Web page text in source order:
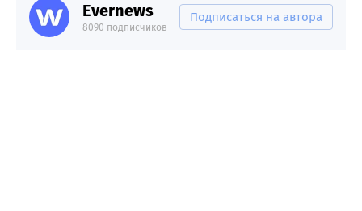
Evernews
8090 подписчиков
Подписаться на автора